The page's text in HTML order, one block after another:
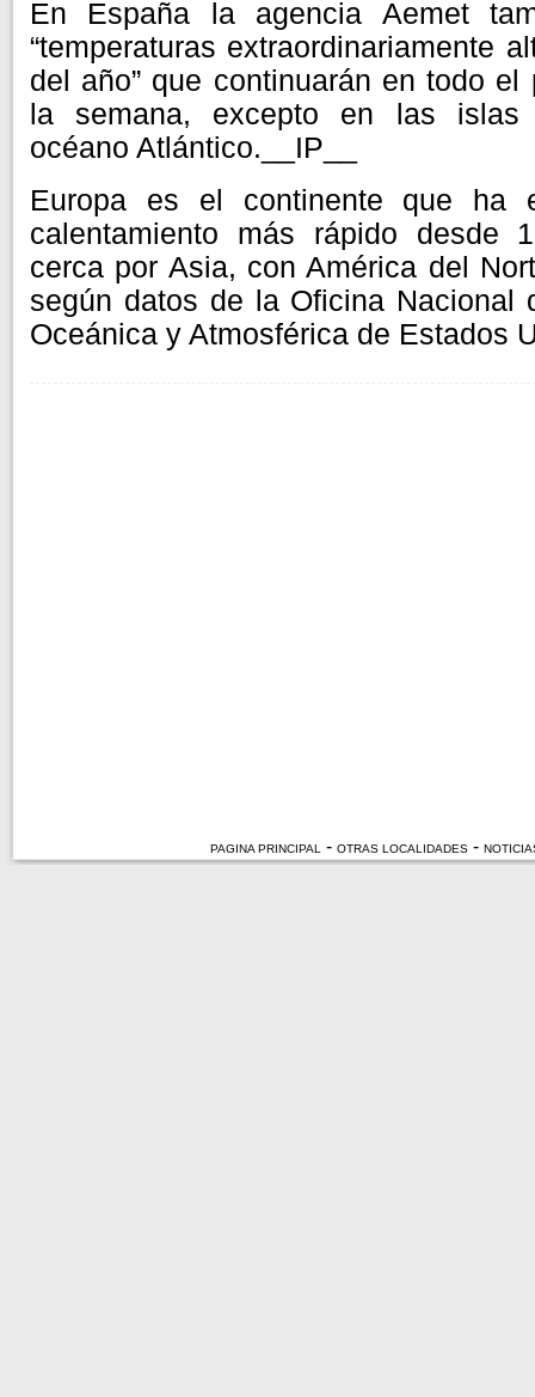
En España la agencia Aemet
“temperaturas extraordinariamente
del año” que continuarán en todo el
la semana, excepto en las
océano Atlántico.__IP__
Europa es el continente que ha
calentamiento más rápido desde
cerca por Asia, con América del
según datos de la Oficina Nacional
Oceánica y Atmosférica de Estados
PAGINA PRINCIPAL - OTRAS LOCALIDADES-